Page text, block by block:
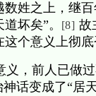
姓之上，继
坏矣”。
[8] 故
个意义上彻
义，前人已做
话变成了“